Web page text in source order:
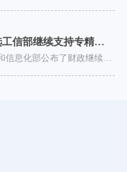
装备快讯 | 凯瑞装备入选工信部继续支持专精特新“小巨人”企业名单